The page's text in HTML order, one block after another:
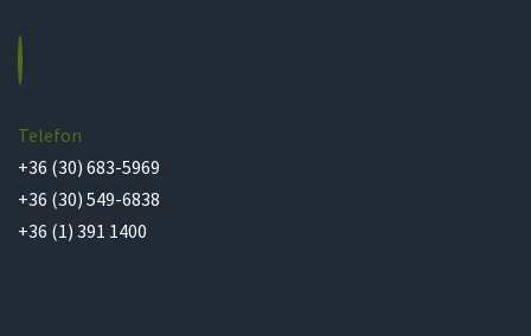
Telefon
+36 (30) 683-5969
+36 (30) 549-6838
+36 (1) 391 1400